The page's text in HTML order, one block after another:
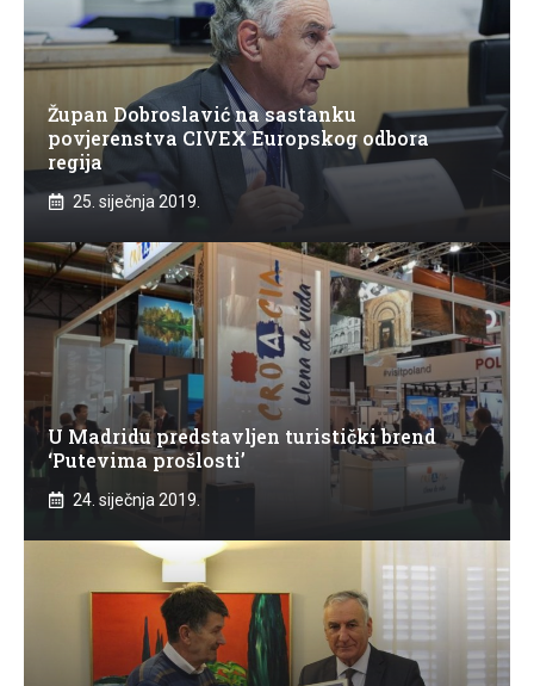
Župan Dobroslavić na sastanku
povjerenstva CIVEX Europskog odbora
regija
25. siječnja 2019.
U Madridu predstavljen turistički brend
‘Putevima prošlosti’
24. siječnja 2019.